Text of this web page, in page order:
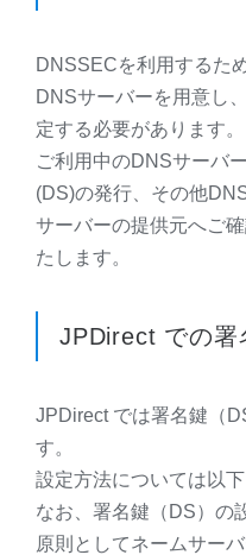
DNSSECを利用するた
DNSサーバーを用意し
定する必要があります。
ご利用中のDNSサーバ
(DS)の発行、その他
サーバーの提供元へご
たします。
JPDirect での署
JPDirect では署名鍵（
す。
設定方法については以
なお、署名鍵（DS）の
原則としてネームサー